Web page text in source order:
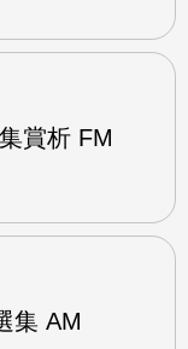
賞析 FM
集 AM